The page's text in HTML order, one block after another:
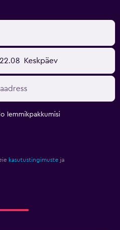
Keskpäev
lemmikpakkumisi
kasutustingimuste ja